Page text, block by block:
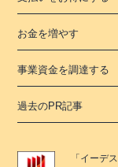
お金を増やす
事業資金を調達する
過去のPR記事
「 イーデス